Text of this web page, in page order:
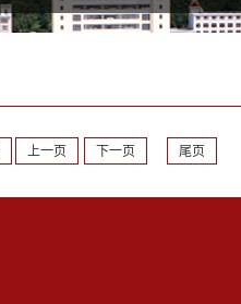
上一页 下一页 尾页